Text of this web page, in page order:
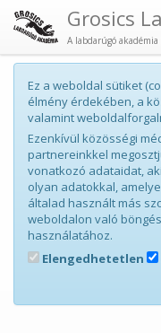
Grosics
A labdarúgó
Ez a weboldal sütiket
élmény érdekében, a
valamint
Ezenkívül közösségi
partnereinkkel
vonatkozó adataidat,
olyan adatokkal,
általad használt más
weboldalon való
használatához.
Elengedhetetlen